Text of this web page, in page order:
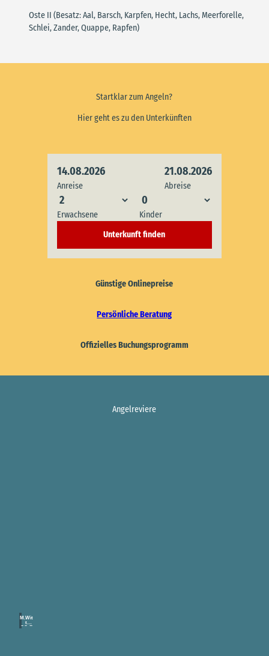
Oste II (Besatz: Aal, Barsch, Karpfen, Hecht, Lachs, Meerforelle,
Schlei, Zander, Quappe, Rapfen)
Startklar zum Angeln?
Hier geht es zu den Unterkünften
Anreise
14.08.2026
Abreise
21.08.2026
Erwachsene
Kinder
Unterkunft finden
Günstige Onlinepreise
Persönliche Beratung
Offizielles Buchungsprogramm
Angelreviere
M.Wit
t |
CC-B